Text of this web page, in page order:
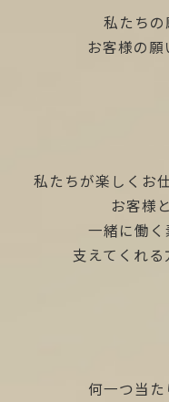
私たちの
お客様の
私たちが楽しくお
お客様
一緒に働
支えてくれ
何一つ当